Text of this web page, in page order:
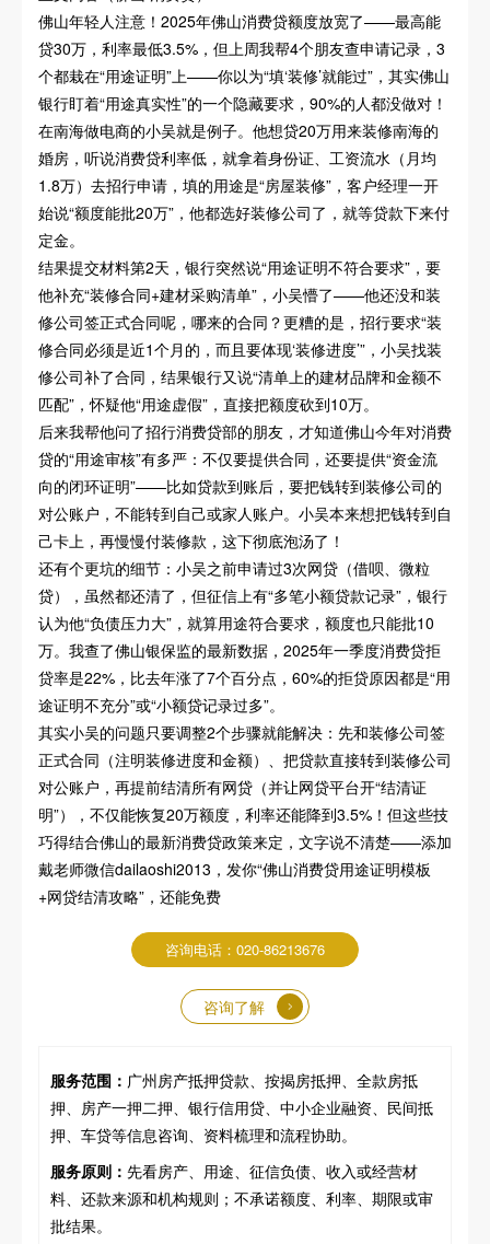
佛山年轻人注意！2025年佛山消费贷额度放宽了——最高能
贷30万，利率最低3.5%，但上周我帮4个朋友查申请记录，3
个都栽在“用途证明”上——你以为“填‘装修’就能过”，其实佛山
银行盯着“用途真实性”的一个隐藏要求，90%的人都没做对！
在南海做电商的小吴就是例子。他想贷20万用来装修南海的
婚房，听说消费贷利率低，就拿着身份证、工资流水（月均
1.8万）去招行申请，填的用途是“房屋装修”，客户经理一开
始说“额度能批20万”，他都选好装修公司了，就等贷款下来付
定金。
结果提交材料第2天，银行突然说“用途证明不符合要求”，要
他补充“装修合同+建材采购清单”，小吴懵了——他还没和装
修公司签正式合同呢，哪来的合同？更糟的是，招行要求“装
修合同必须是近1个月的，而且要体现‘装修进度’”，小吴找装
修公司补了合同，结果银行又说“清单上的建材品牌和金额不
匹配”，怀疑他“用途虚假”，直接把额度砍到10万。
后来我帮他问了招行消费贷部的朋友，才知道佛山今年对消费
贷的“用途审核”有多严：不仅要提供合同，还要提供“资金流
向的闭环证明”——比如贷款到账后，要把钱转到装修公司的
对公账户，不能转到自己或家人账户。小吴本来想把钱转到自
己卡上，再慢慢付装修款，这下彻底泡汤了！
还有个更坑的细节：小吴之前申请过3次网贷（借呗、微粒
贷），虽然都还清了，但征信上有“多笔小额贷款记录”，银行
认为他“负债压力大”，就算用途符合要求，额度也只能批10
万。我查了佛山银保监的最新数据，2025年一季度消费贷拒
贷率是22%，比去年涨了7个百分点，60%的拒贷原因都是“用
途证明不充分”或“小额贷记录过多”。
其实小吴的问题只要调整2个步骤就能解决：先和装修公司签
正式合同（注明装修进度和金额）、把贷款直接转到装修公司
对公账户，再提前结清所有网贷（并让网贷平台开“结清证
明”），不仅能恢复20万额度，利率还能降到3.5%！但这些技
巧得结合佛山的最新消费贷政策来定，文字说不清楚——添加
戴老师微信dailaoshi2013，发你“佛山消费贷用途证明模板
+网贷结清攻略”，还能免费
咨询电话：020-86213676
咨询了解
服务范围： 广州房产抵押贷款、按揭房抵押、全款房抵
押、房产一押二押、银行信用贷、中小企业融资、民间抵
押、车贷等信息咨询、资料梳理和流程协助。
服务原则： 先看房产、用途、征信负债、收入或经营材
料、还款来源和机构规则；不承诺额度、利率、期限或审
批结果。